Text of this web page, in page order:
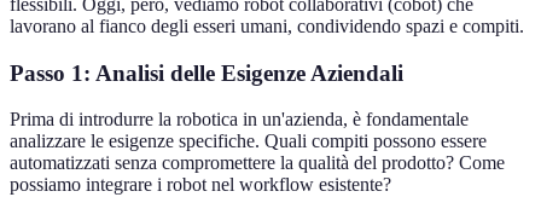
flessibili. Oggi, però, vediamo robot collaborativi (cobot) che
lavorano al fianco degli esseri umani, condividendo spazi e compiti.
Passo 1: Analisi delle Esigenze Aziendali
Prima di introdurre la robotica in un'azienda, è fondamentale
analizzare le esigenze specifiche. Quali compiti possono essere
automatizzati senza compromettere la qualità del prodotto? Come
possiamo integrare i robot nel workflow esistente?